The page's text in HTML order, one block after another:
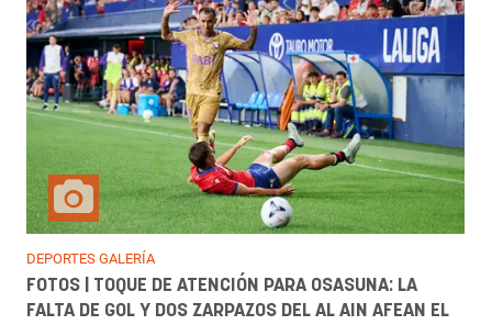
DEPORTES GALERÍA
FOTOS | TOQUE DE ATENCIÓN PARA OSASUNA: LA
FALTA DE GOL Y DOS ZARPAZOS DEL AL AIN AFEAN EL